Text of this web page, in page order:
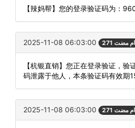
【辣妈帮】您的登录验证码为：
2025-11-08 06:03:00 أيام مضت
【杭银直销】您正在登录验证，验
码泄露于他人，本条验证码有效期
2025-11-08 06:03:00 أيام مضت